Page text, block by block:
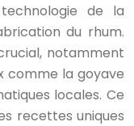
de la
du rhum.
notamment
comme la goyave
locales. Ce
recettes uniques